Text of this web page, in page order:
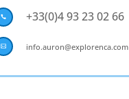
 +33(0)4 93 23 02 66
 info.auron@explorenca.com